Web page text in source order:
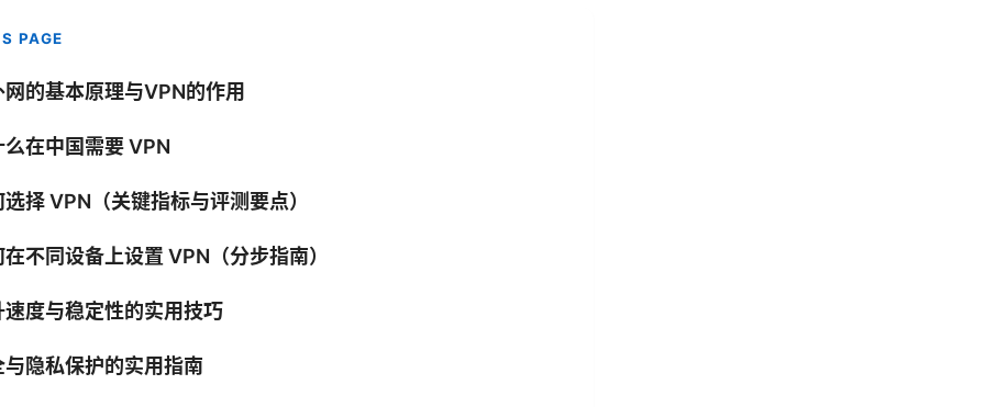
PAGE
网的基本原理与VPN的作用
么在中国需要 VPN
择 VPN（关键指标与评测要点）
不同设备上设置 VPN（分步指南）
速度与稳定性的实用技巧
与隐私保护的实用指南